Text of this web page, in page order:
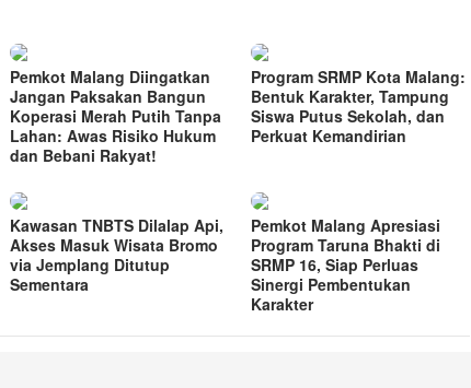
Pemkot Malang Diingatkan
Jangan Paksakan Bangun
Koperasi Merah Putih Tanpa
Lahan: Awas Risiko Hukum
dan Bebani Rakyat!
Program SRMP Kota Malang:
Bentuk Karakter, Tampung
Siswa Putus Sekolah, dan
Perkuat Kemandirian
Kawasan TNBTS Dilalap Api,
Akses Masuk Wisata Bromo
via Jemplang Ditutup
Sementara
Pemkot Malang Apresiasi
Program Taruna Bhakti di
SRMP 16, Siap Perluas
Sinergi Pembentukan
Karakter